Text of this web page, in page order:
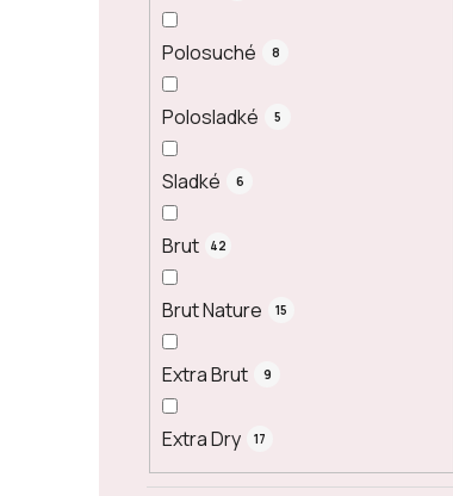
Polosuché 8
Polosladké 5
Sladké 6
Brut 42
Brut Nature 15
Extra Brut 9
Extra Dry 17